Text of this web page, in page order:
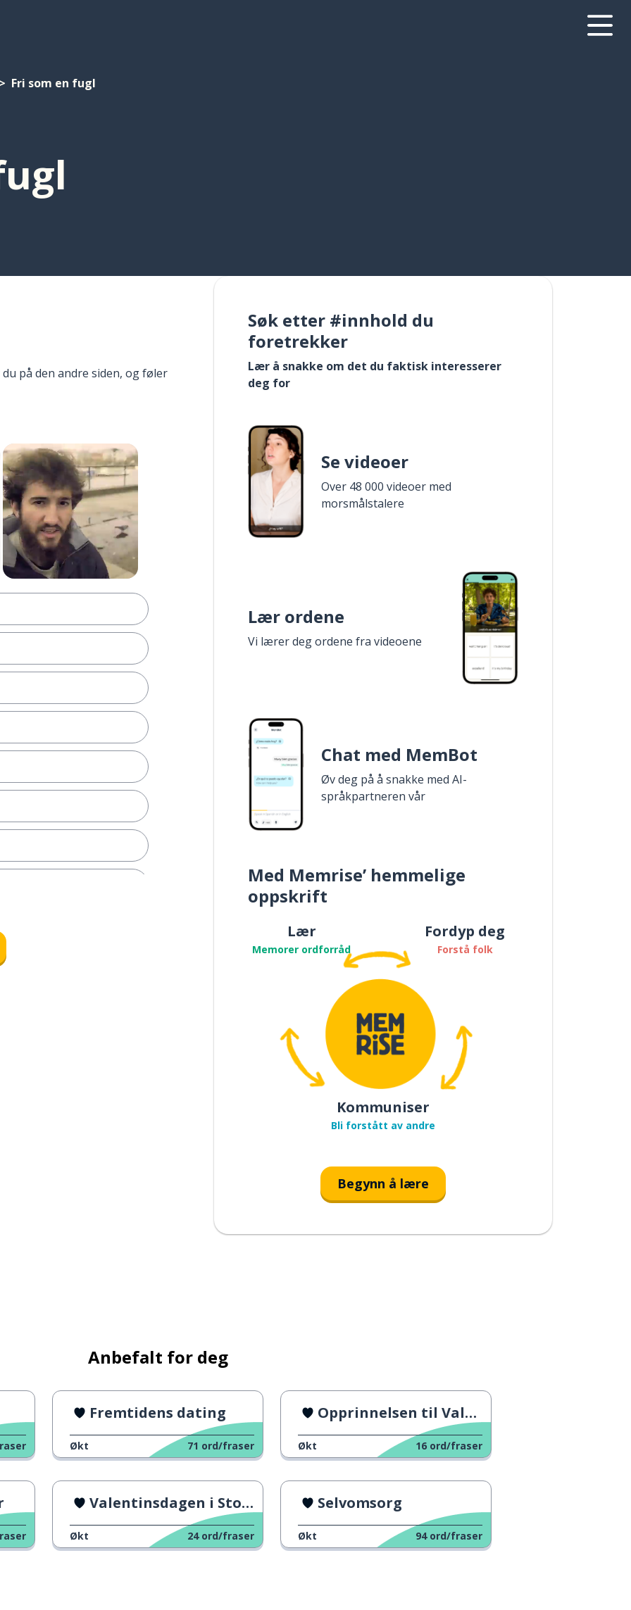
Fri som en fugl
på den andre siden, og føler
Søk etter #innhold du
foretrekker
Lær å snakke om det du faktisk interesserer
deg for
Se videoer
Over 48 000 videoer med
morsmålstalere
Lær ordene
Vi lærer deg ordene fra videoene
Chat med MemBot
Øv deg på å snakke med AI-
språkpartneren vår
Med Memrise’ hemmelige
oppskrift
Lær
Memorer ordforråd
Fordyp deg
Forstå folk
Kommuniser
Bli forstått av andre
Begynn å lære
Anbefalt for deg
Fremtidens dating
Økt 71 ord/fraser
Opprinnelsen til Valentinsdagen
Økt 16 ord/fraser
Valentinsdagen i Storbritannia
Økt 24 ord/fraser
Selvomsorg
Økt 94 ord/fraser